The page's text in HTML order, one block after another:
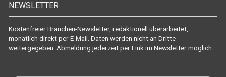
NEWSLETTER
Kostenfreier Branchen-Newsletter, redaktionell überarbeitet,
monatlich direkt per E-Mail. Daten werden nicht an Dritte
weitergegeben. Abmeldung jederzeit per Link im Newsletter möglich.